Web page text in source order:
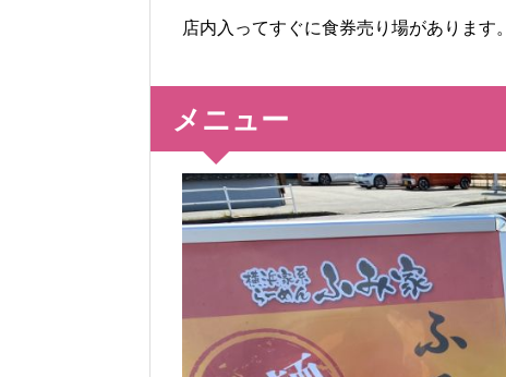
店内入ってすぐに食券売り場があります。
メニュー